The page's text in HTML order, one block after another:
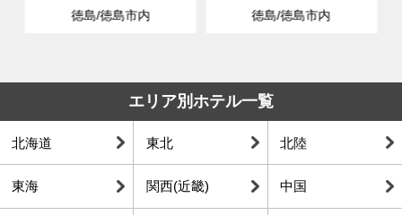
徳島/徳島市内 徳島/徳島市内
エリア別ホテル一覧
北海道 東北 北陸
東海 関西(近畿) 中国